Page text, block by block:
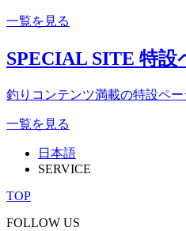
一覧を見る
SPECIAL SITE 特設
釣りコンテンツ満載の特設ペー
一覧を見る
日本語
SERVICE
TOP
FOLLOW US